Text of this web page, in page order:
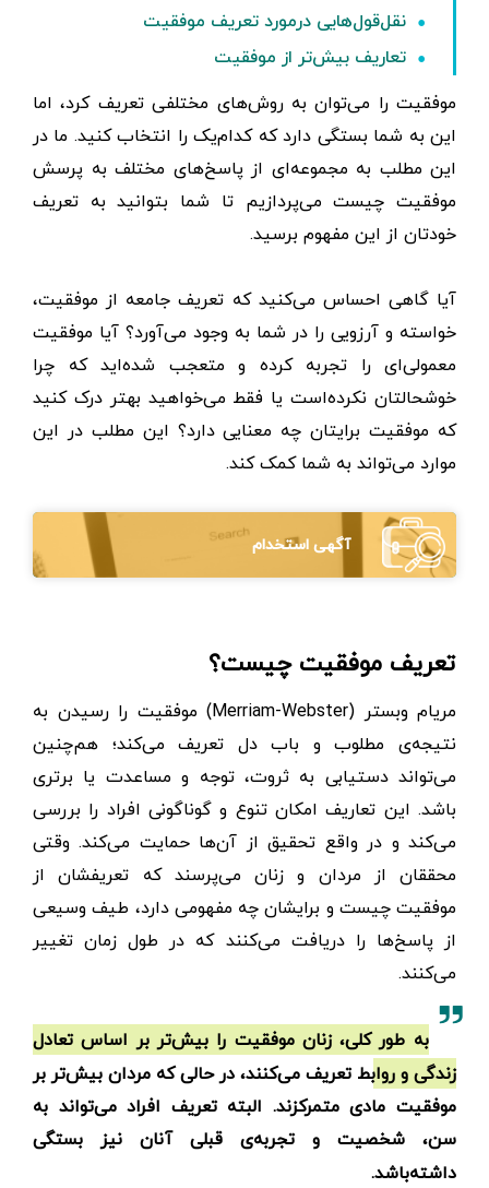
نقل‌قول‌هایی درمورد تعریف موفقیت
تعاریف بیش‌تر از موفقیت
موفقیت را می‌توان به روش‌های مختلفی تعریف کرد، اما
این به شما بستگی دارد که کدام‌یک را انتخاب کنید. ما در
این‌ مطلب به مجموعه‌ای از پاسخ‌های مختلف به پرسش
موفقیت چیست می‌پردازیم تا شما بتوانید به تعریف
خودتان از این مفهوم برسید.
آیا گاهی احساس می‌کنید که تعریف جامعه از موفقیت،
خواسته‌ و آرزویی را در شما به وجود می‌آورد؟ آیا موفقیت
معمولی‌ای را تجربه کرده و متعجب شده‌اید که چرا
خوشحالتان نکرده‌است یا فقط می‌خواهید بهتر درک کنید
که موفقیت برایتان چه معنایی دارد؟ این مطلب در این
موارد می‌تواند به شما کمک کند.
آگهی استخدام
تعریف موفقیت چیست؟
مریام وبستر (Merriam-Webster) موفقیت را رسیدن به
نتیجه‌ی مطلوب و باب دل تعریف می‌کند؛ هم‌چنین
می‌تواند دستیابی به ثروت، توجه و مساعدت یا برتری
باشد. این تعاریف امکان تنوع و گوناگونی افراد را بررسی
می‌کند و در واقع تحقیق از آن‌ها حمایت می‌کند. وقتی
محققان از مردان و زنان می‌پرسند که تعریفشان از
موفقیت چیست و برایشان چه مفهومی دارد، طیف وسیعی
از پاسخ‌ها را دریافت می‌کنند که در طول زمان تغییر
می‌کنند.
به طور کلی، زنان موفقیت را بیش‌تر بر اساس تعادل
زندگی و روابط تعریف می‌کنند، در حالی که مردان بیش‌تر بر
موفقیت مادی متمرکزند. البته تعریف افراد می‌تواند به
سن، شخصیت و تجربه‌ی قبلی آنان نیز بستگی
داشته‌باشد.